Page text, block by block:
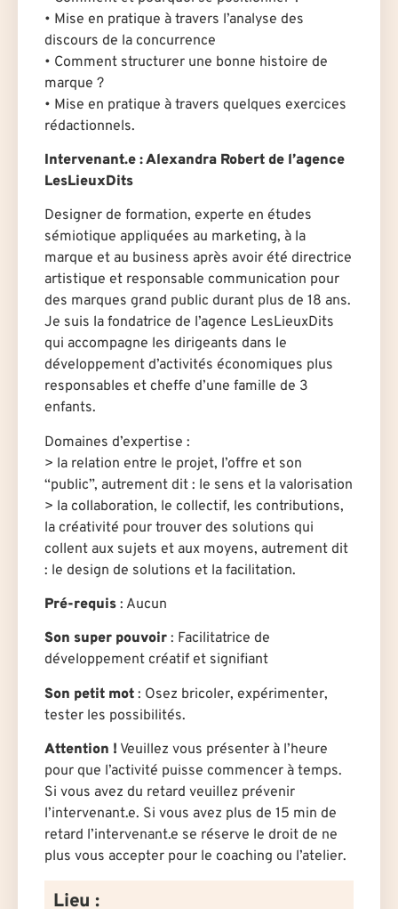
• Mise en pratique à travers l’analyse des
discours de la concurrence
• Comment structurer une bonne histoire de
marque ?
• Mise en pratique à travers quelques exercices
rédactionnels.
Intervenant.e : Alexandra Robert de l’agence
LesLieuxDits
Designer de formation, experte en études
sémiotique appliquées au marketing, à la
marque et au business après avoir été directrice
artistique et responsable communication pour
des marques grand public durant plus de 18 ans.
Je suis la fondatrice de l’agence LesLieuxDits
qui accompagne les dirigeants dans le
développement d’activités économiques plus
responsables et cheffe d’une famille de 3
enfants.
Domaines d’expertise :
> la relation entre le projet, l’offre et son
“public”, autrement dit : le sens et la valorisation
> la collaboration, le collectif, les contributions,
la créativité pour trouver des solutions qui
collent aux sujets et aux moyens, autrement dit
: le design de solutions et la facilitation.
Pré-requis : Aucun
Son super pouvoir : Facilitatrice de
développement créatif et signifiant
Son petit mot : Osez bricoler, expérimenter,
tester les possibilités.
Attention ! Veuillez vous présenter à l’heure
pour que l’activité puisse commencer à temps.
Si vous avez du retard veuillez prévenir
l’intervenant.e. Si vous avez plus de 15 min de
retard l’intervenant.e se réserve le droit de ne
plus vous accepter pour le coaching ou l’atelier.
Lieu :